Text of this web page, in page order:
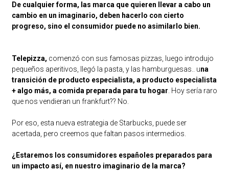
De cualquier forma, las marca que quieren llevar a cabo un
cambio en un imaginario, deben hacerlo con cierto
progreso, sino el consumidor puede no asimilarlo bien.
Telepizza, comenzó con sus famosas pizzas, luego introdujo
pequeños aperitivos, llegó la pasta, y las hamburguesas.. una
transición de producto especialista, a producto especialista
+ algo más, a comida preparada para tu hogar. Hoy sería raro
que nos vendieran un frankfurt?? No.
Por eso, esta nueva estrategia de Starbucks, puede ser
acertada, pero creemos que faltan pasos intermedios.
¿Estaremos los consumidores españoles preparados para
un impacto así, en nuestro imaginario de la marca?